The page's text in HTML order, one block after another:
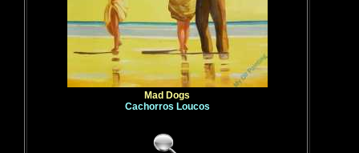
Mad Dogs
Cachorros Loucos